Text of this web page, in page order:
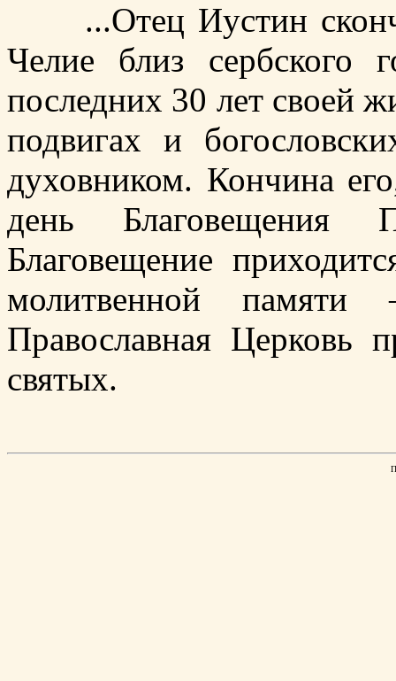
...Отец Иустин
Челие близ сербского
последних 30 лет своей
подвигах и
духовником. Кончина
день Благовещения
Благовещение
молитвенной
Православная Церковь
святых.